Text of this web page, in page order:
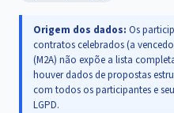
Origem dos dados: Os
contratos celebrados (a
(M2A) não expõe a lista
houver dados de propostas
com todos os participantes e
LGPD.